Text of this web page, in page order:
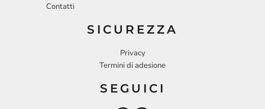
Contatti
SICUREZZA
Privacy
Termini di adesione
SEGUICI